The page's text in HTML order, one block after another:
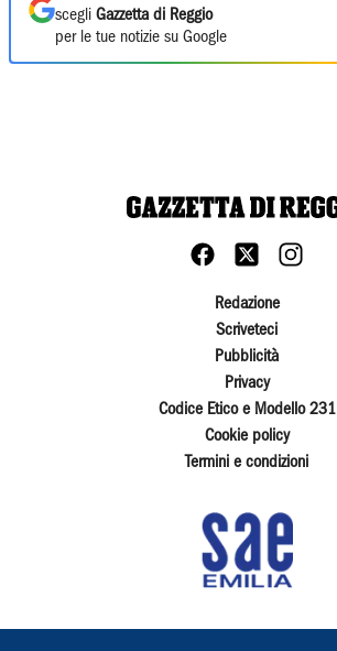
scegli Gazzetta di Reggio
per le tue notizie su Google
Redazione
Scriveteci
Pubblicità
Privacy
Codice Etico e Modello 231
Cookie policy
Termini e condizioni